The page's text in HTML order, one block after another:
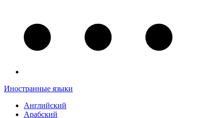
Иностранные языки
Английский
Арабский